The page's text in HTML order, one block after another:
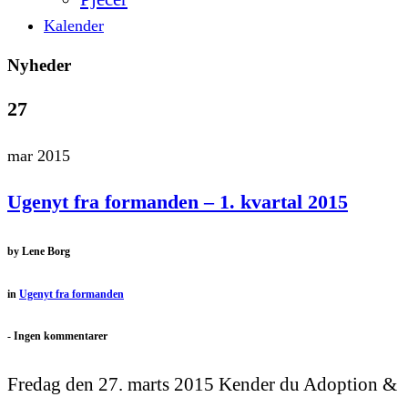
Kalender
Nyheder
27
mar 2015
Ugenyt fra formanden – 1. kvartal 2015
by Lene Borg
in Ugenyt fra formanden
- Ingen kommentarer
Fredag den 27. marts 2015 Kender du Adoption &